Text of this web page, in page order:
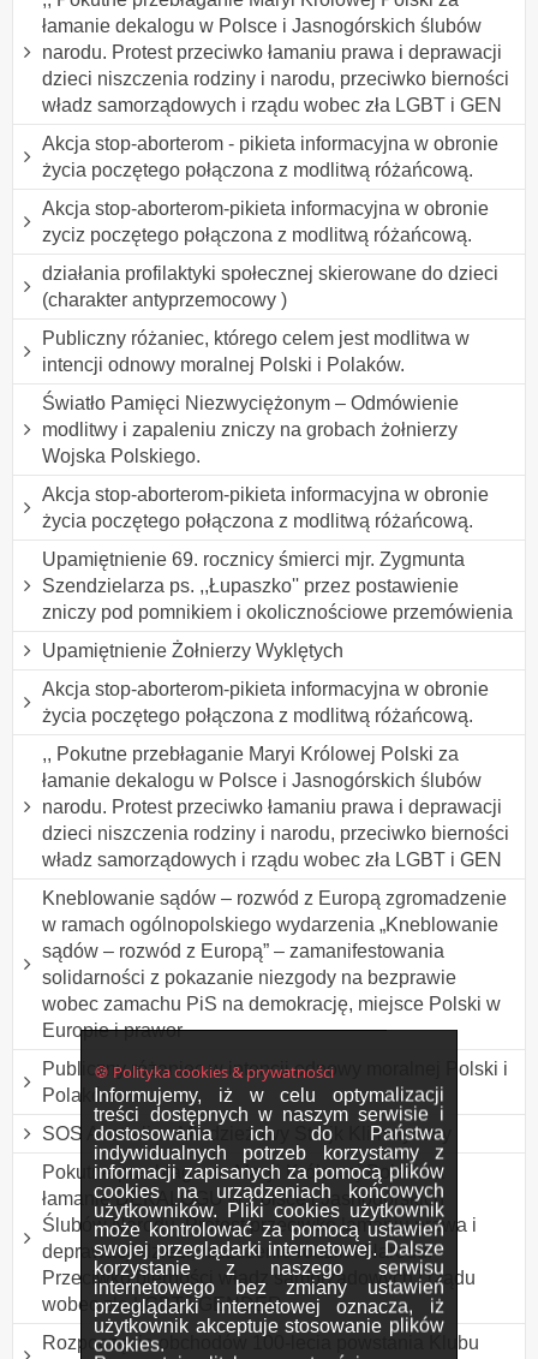
🍪 Polityka cookies & prywatności
Informujemy, iż w celu optymalizacji
treści dostępnych w naszym serwisie i
dostosowania ich do Państwa
indywidualnych potrzeb korzystamy z
informacji zapisanych za pomocą plików
cookies na urządzeniach końcowych
użytkowników. Pliki cookies użytkownik
może kontrolować za pomocą ustawień
swojej przeglądarki internetowej. Dalsze
korzystanie z naszego serwisu
internetowego bez zmiany ustawień
przeglądarki internetowej oznacza, iż
użytkownik akceptuje stosowanie plików
cookies.
łamanie dekalogu w Polsce i Jasnogórskich ślubów
narodu. Protest przeciwko łamaniu prawa i deprawacji
dzieci niszczenia rodziny i narodu, przeciwko bierności
władz samorządowych i rządu wobec zła LGBT i GEN
Akcja stop-aborterom - pikieta informacyjna w obronie
życia poczętego połączona z modlitwą różańcową.
Akcja stop-aborterom-pikieta informacyjna w obronie
zyciz poczętego połączona z modlitwą różańcową.
działania profilaktyki społecznej skierowane do dzieci
(charakter antyprzemocowy )
Publiczny różaniec, którego celem jest modlitwa w
intencji odnowy moralnej Polski i Polaków.
Światło Pamięci Niezwyciężonym – Odmówienie
modlitwy i zapaleniu zniczy na grobach żołnierzy
Wojska Polskiego.
Akcja stop-aborterom-pikieta informacyjna w obronie
życia poczętego połączona z modlitwą różańcową.
Upamiętnienie 69. rocznicy śmierci mjr. Zygmunta
Szendzielarza ps. ,,Łupaszko'' przez postawienie
zniczy pod pomnikiem i okolicznościowe przemówienia
Upamiętnienie Żołnierzy Wyklętych
Akcja stop-aborterom-pikieta informacyjna w obronie
życia poczętego połączona z modlitwą różańcową.
,, Pokutne przebłaganie Maryi Królowej Polski za
łamanie dekalogu w Polsce i Jasnogórskich ślubów
narodu. Protest przeciwko łamaniu prawa i deprawacji
dzieci niszczenia rodziny i narodu, przeciwko bierności
władz samorządowych i rządu wobec zła LGBT i GEN
Kneblowanie sądów – rozwód z Europą zgromadzenie
w ramach ogólnopolskiego wydarzenia „Kneblowanie
sądów – rozwód z Europą” – zamanifestowania
solidarności z pokazanie niezgody na bezprawie
wobec zamachu PiS na demokrację, miejsce Polski w
Europie i prawor
Publiczny różaniec w intencji odnowy moralnej Polski i
Polaków
SOS Australia - Młodzieżowy Strajk Klimatyczny
Pokutne przebłaganie Maryi Królowej Polski za
łamanie DEKALOGU w Polsce i Jasnogórskich
Ślubów Narodu. Protest przeciwko łamaniu prawa i
deprawacji dzieci, niszczenie rodzin i Narodu.
Przeciwko bierności władz samorządowych i rządu
wobec zła LGBT i GENDER
Rozpoczęcie obchodów 100-lecia powstania Klubu